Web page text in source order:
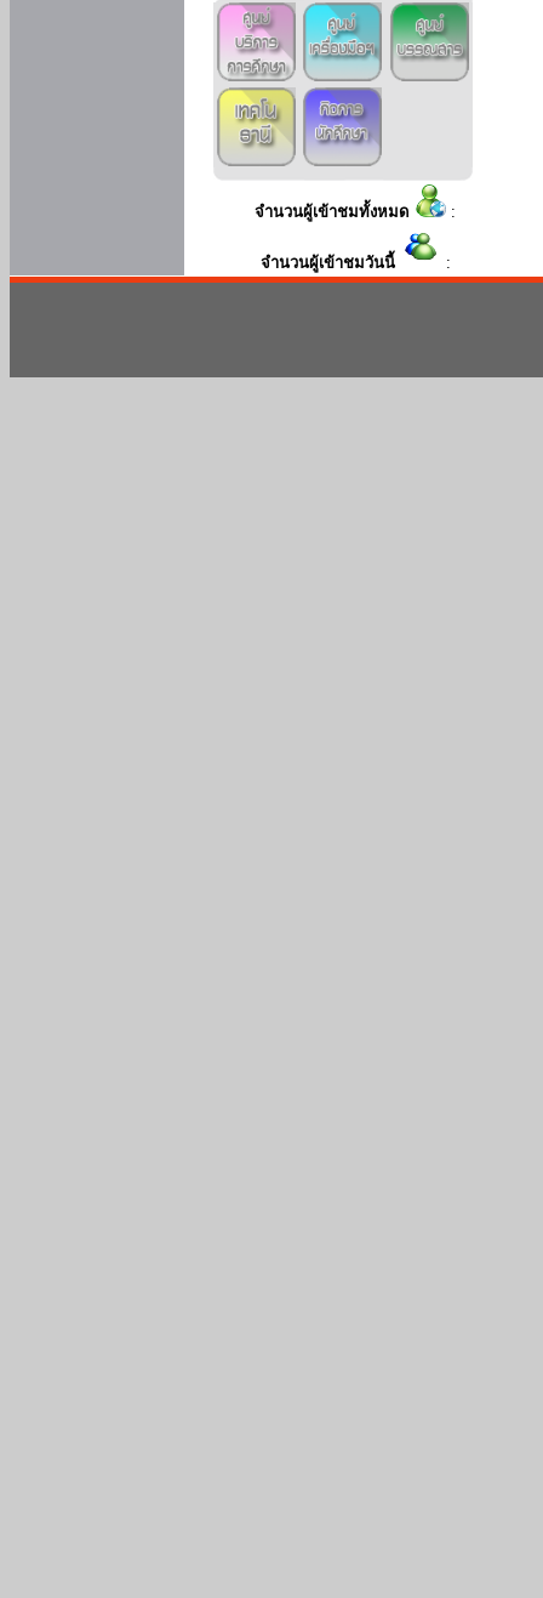
จำนวนผู้เข้าชมทั้งหมด :
จำนวนผู้เข้าชมวันนี้ :